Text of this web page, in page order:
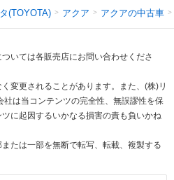
(TOYOTA) アクア アクアの中古車
いては各販売店にお問い合わせくださ
変更されることがあります。また、(株)リ
社は当コンテンツの完全性、無誤謬性を保
に起因するいかなる損害の責も負いかね
たは一部を無断で転写、転載、複製する